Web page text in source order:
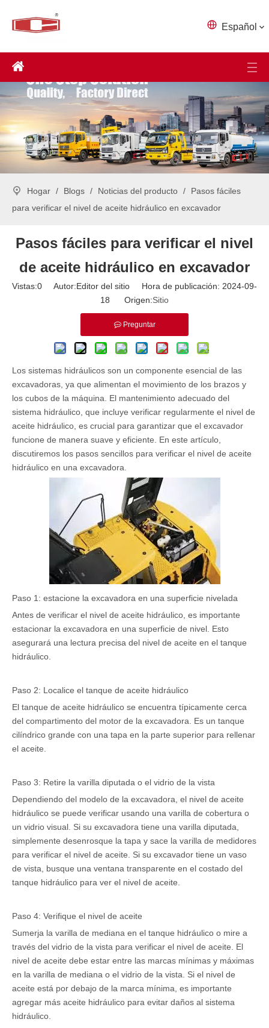
Español
Hogar / Blogs / Noticias del producto /
Pasos fáciles
para verificar el nivel de aceite hidráulico en excavador
Pasos fáciles para verificar el nivel
de aceite hidráulico en excavador
Vistas:0 Autor:Editor del sitio Hora de publicación: 2024-09-
18 Origen:Sitio
Preguntar
Los sistemas hidráulicos son un componente esencial de las
excavadoras, ya que alimentan el movimiento de los brazos y
los cubos de la máquina. El mantenimiento adecuado del
sistema hidráulico, que incluye verificar regularmente el nivel de
aceite hidráulico, es crucial para garantizar que el excavador
funcione de manera suave y eficiente. En este artículo,
discutiremos los pasos sencillos para verificar el nivel de aceite
hidráulico en una excavadora.
Paso 1: estacione la excavadora en una superficie nivelada
Antes de verificar el nivel de aceite hidráulico, es importante
estacionar la excavadora en una superficie de nivel. Esto
asegurará una lectura precisa del nivel de aceite en el tanque
hidráulico.
Paso 2: Localice el tanque de aceite hidráulico
El tanque de aceite hidráulico se encuentra típicamente cerca
del compartimento del motor de la excavadora. Es un tanque
cilíndrico grande con una tapa en la parte superior para rellenar
el aceite.
Paso 3: Retire la varilla diputada o el vidrio de la vista
Dependiendo del modelo de la excavadora, el nivel de aceite
hidráulico se puede verificar usando una varilla de cobertura o
un vidrio visual. Si su excavadora tiene una varilla diputada,
simplemente desenrosque la tapa y sace la varilla de medidores
para verificar el nivel de aceite. Si su excavador tiene un vaso
de vista, busque una ventana transparente en el costado del
tanque hidráulico para ver el nivel de aceite.
Paso 4: Verifique el nivel de aceite
Sumerja la varilla de mediana en el tanque hidráulico o mire a
través del vidrio de la vista para verificar el nivel de aceite. El
nivel de aceite debe estar entre las marcas mínimas y máximas
en la varilla de mediana o el vidrio de la vista. Si el nivel de
aceite está por debajo de la marca mínima, es importante
agregar más aceite hidráulico para evitar daños al sistema
hidráulico.